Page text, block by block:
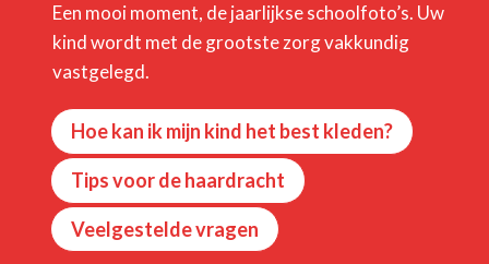
Een mooi moment, de jaarlijkse schoolfoto’s. Uw
kind wordt met de grootste zorg vakkundig
vastgelegd.
Hoe kan ik mijn kind het best kleden?
Tips voor de haardracht
Veelgestelde vragen